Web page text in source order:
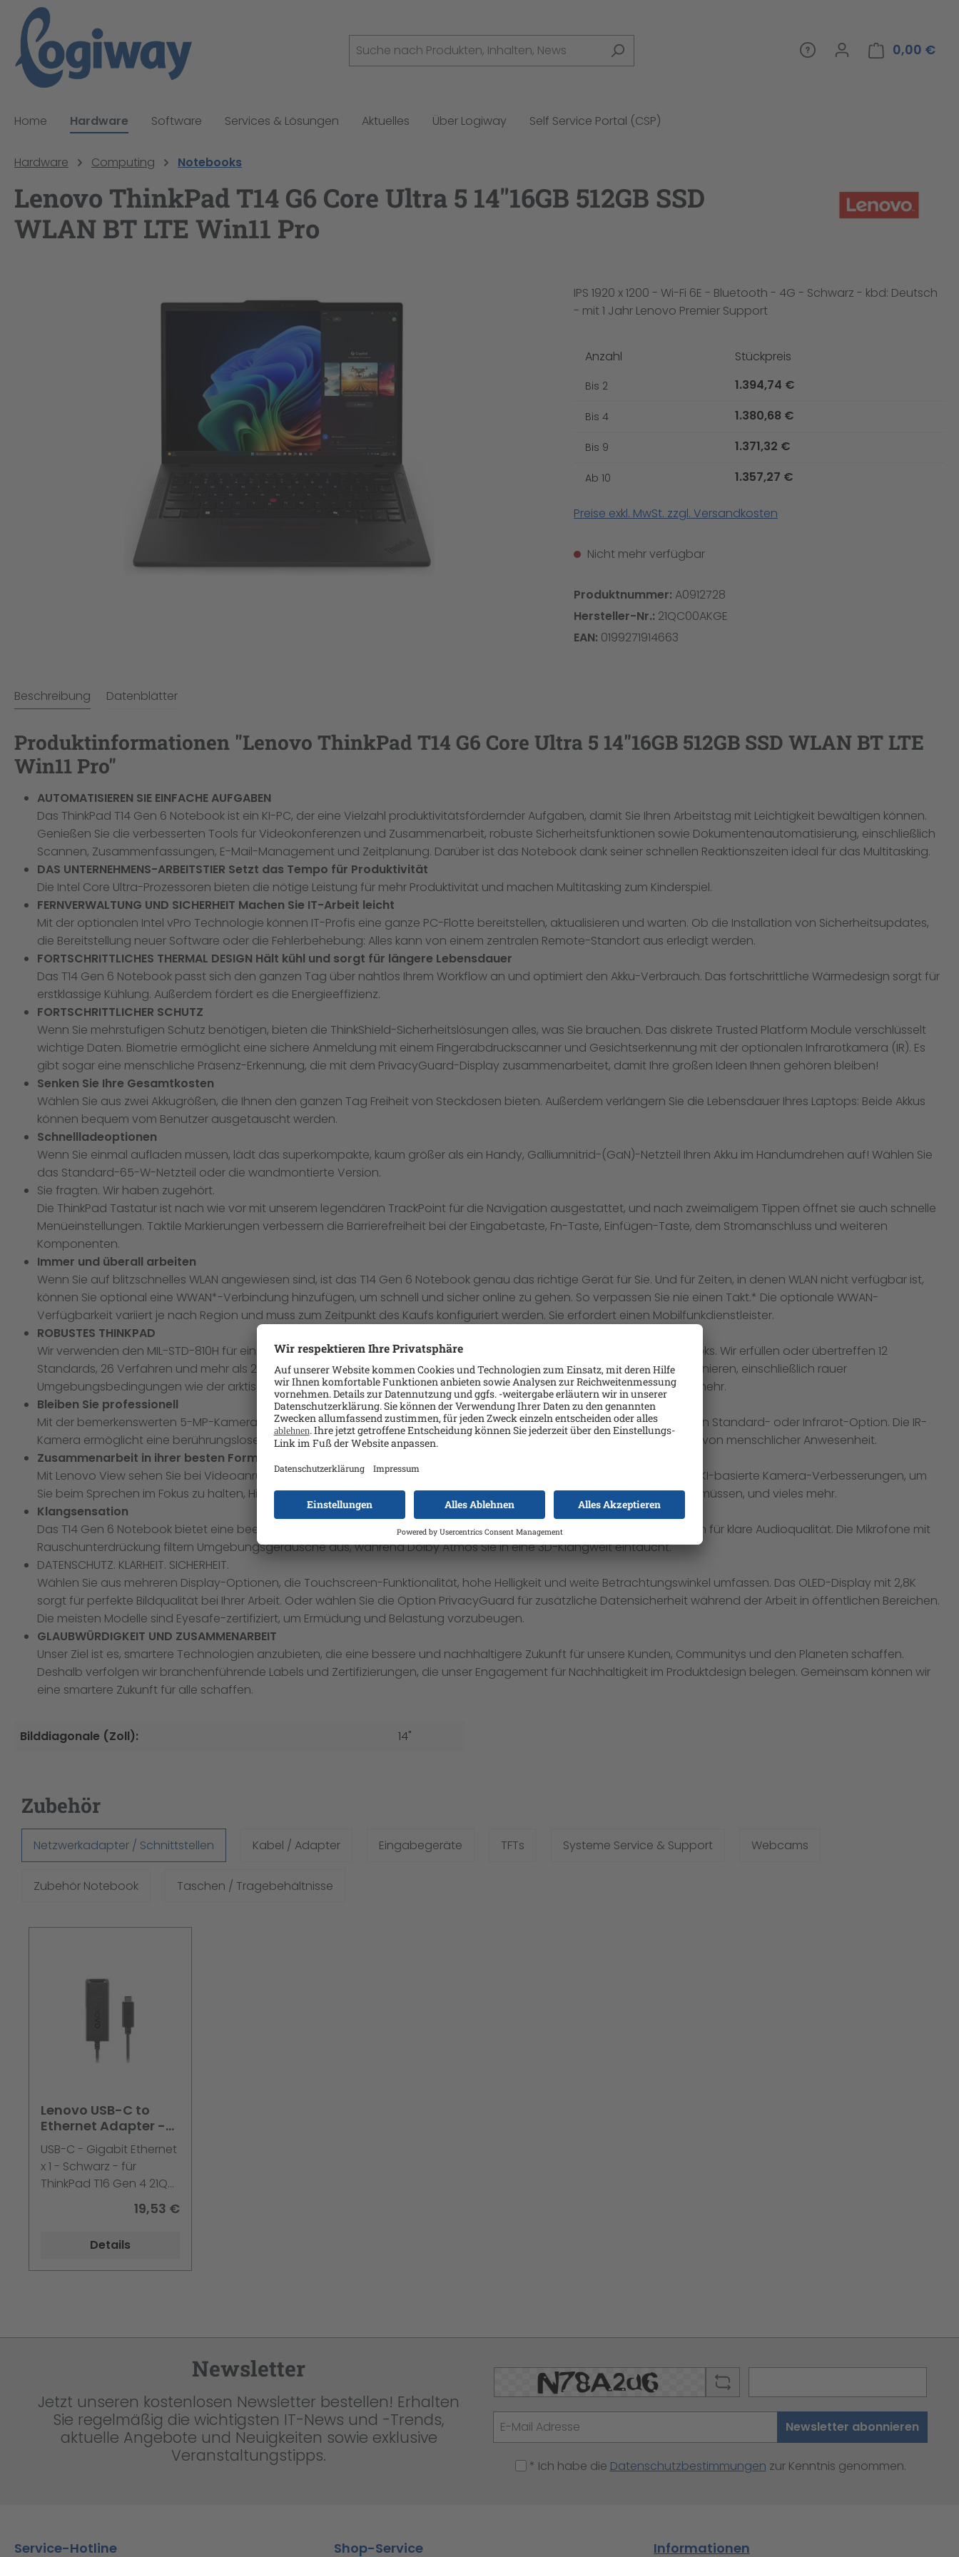
0,00 €
Home Hardware Software Services & Lösungen Aktuelles Über Logiway Self Service Portal (CSP)
Hardware Computing Notebooks
Lenovo ThinkPad T14 G6 Core Ultra 5 14"16GB 512GB SSD
WLAN BT LTE Win11 Pro
IPS 1920 x 1200 - Wi-Fi 6E - Bluetooth - 4G - Schwarz - kbd: Deutsch
- mit 1 Jahr Lenovo Premier Support
Anzahl Stückpreis
Bis 2 1.394,74 €
Bis 4 1.380,68 €
Bis 9 1.371,32 €
Ab 10 1.357,27 €
Preise exkl. MwSt. zzgl. Versandkosten
Nicht mehr verfügbar
Produktnummer: A0912728
Hersteller-Nr.: 21QC00AKGE
EAN: 0199271914663
Beschreibung Datenblätter
Produktinformationen "Lenovo ThinkPad T14 G6 Core Ultra 5 14"16GB 512GB SSD WLAN BT LTE
Win11 Pro"
AUTOMATISIEREN SIE EINFACHE AUFGABEN
Das ThinkPad T14 Gen 6 Notebook ist ein KI-PC, der eine Vielzahl produktivitätsfördernder Aufgaben, damit Sie Ihren Arbeitstag mit Leichtigkeit bewältigen können.
Genießen Sie die verbesserten Tools für Videokonferenzen und Zusammenarbeit, robuste Sicherheitsfunktionen sowie Dokumentenautomatisierung, einschließlich
Scannen, Zusammenfassungen, E-Mail-Management und Zeitplanung. Darüber ist das Notebook dank seiner schnellen Reaktionszeiten ideal für das Multitasking.
DAS UNTERNEHMENS-ARBEITSTIER Setzt das Tempo für Produktivität
Die Intel Core Ultra-Prozessoren bieten die nötige Leistung für mehr Produktivität und machen Multitasking zum Kinderspiel.
FERNVERWALTUNG UND SICHERHEIT Machen Sie IT-Arbeit leicht
Mit der optionalen Intel vPro Technologie können IT-Profis eine ganze PC-Flotte bereitstellen, aktualisieren und warten. Ob die Installation von Sicherheitsupdates,
die Bereitstellung neuer Software oder die Fehlerbehebung: Alles kann von einem zentralen Remote-Standort aus erledigt werden.
FORTSCHRITTLICHES THERMAL DESIGN Hält kühl und sorgt für längere Lebensdauer
Das T14 Gen 6 Notebook passt sich den ganzen Tag über nahtlos Ihrem Workflow an und optimiert den Akku-Verbrauch. Das fortschrittliche Wärmedesign sorgt für
erstklassige Kühlung. Außerdem fördert es die Energieeffizienz.
FORTSCHRITTLICHER SCHUTZ
Wenn Sie mehrstufigen Schutz benötigen, bieten die ThinkShield-Sicherheitslösungen alles, was Sie brauchen. Das diskrete Trusted Platform Module verschlüsselt
wichtige Daten. Biometrie ermöglicht eine sichere Anmeldung mit einem Fingerabdruckscanner und Gesichtserkennung mit der optionalen Infrarotkamera (IR). Es
gibt sogar eine menschliche Präsenz-Erkennung, die mit dem PrivacyGuard-Display zusammenarbeitet, damit Ihre großen Ideen Ihnen gehören bleiben!
Senken Sie Ihre Gesamtkosten
Wählen Sie aus zwei Akkugrößen, die Ihnen den ganzen Tag Freiheit von Steckdosen bieten. Außerdem verlängern Sie die Lebensdauer Ihres Laptops: Beide Akkus
können bequem vom Benutzer ausgetauscht werden.
Schnellladeoptionen
Wenn Sie einmal aufladen müssen, lädt das superkompakte, kaum größer als ein Handy, Galliumnitrid-(GaN)-Netzteil Ihren Akku im Handumdrehen auf! Wählen Sie
das Standard-65-W-Netzteil oder die wandmontierte Version.
Sie fragten. Wir haben zugehört.
Die ThinkPad Tastatur ist nach wie vor mit unserem legendären TrackPoint für die Navigation ausgestattet, und nach zweimaligem Tippen öffnet sie auch schnelle
Menüeinstellungen. Taktile Markierungen verbessern die Barrierefreiheit bei der Eingabetaste, Fn-Taste, Einfügen-Taste, dem Stromanschluss und weiteren
Komponenten.
Immer und überall arbeiten
Wenn Sie auf blitzschnelles WLAN angewiesen sind, ist das T14 Gen 6 Notebook genau das richtige Gerät für Sie. Und für Zeiten, in denen WLAN nicht verfügbar ist,
können Sie optional eine WWAN*-Verbindung hinzufügen, um schnell und sicher online zu gehen. So verpassen Sie nie einen Takt.* Die optionale WWAN-
Verfügbarkeit variiert je nach Region und muss zum Zeitpunkt des Kaufs konfiguriert werden. Sie erfordert einen Mobilfunkdienstleister.
ROBUSTES THINKPAD
Wir verwenden den MIL-STD-810H für ein ausgewogenes Maß an Zuverlässigkeit und Langlebigkeit bei ThinkPad-Notebooks. Wir erfüllen oder übertreffen 12
Standards, 26 Verfahren und mehr als 200 Qualitätsprüfungen, damit diese Geräte unter extremen Bedingungen funktionieren, einschließlich rauer
Umgebungsbedingungen wie der arktischen Wildnis, Wüstenstaubstürme, extreme Temperaturen, Druck, Vibration und mehr.
Bleiben Sie professionell
Mit der bemerkenswerten 5-MP-Kamera machen Sie in jedem Meeting auf sich aufmerksam: Sie haben die Wahl zwischen Standard- oder Infrarot-Option. Die IR-
Kamera ermöglicht eine berührungslose Anmeldung mit Gesichtserkennung und weiteren Funktionen wie der Erkennung von menschlicher Anwesenheit.
Zusammenarbeit in ihrer besten Form
Mit Lenovo View sehen Sie bei Videoanrufen optimal aus und klingen hervorragend. Diese vorinstallierte Software bietet KI-basierte Kamera-Verbesserungen, um
Sie beim Sprechen im Fokus zu halten, Hintergründe zu verwischen, ein Avatar für den Fall einzustellen, wenn Sie kurz wegmüssen, und vieles mehr.
Klangsensation
Das T14 Gen 6 Notebook bietet eine beeindruckende Audioqualität. Die Dolby Voice-Technologie sorgt bei Videoanrufen für klare Audioqualität. Die Mikrofone mit
Rauschunterdrückung filtern Umgebungsgeräusche aus, während Dolby Atmos Sie in eine 3D-Klangwelt eintaucht.
DATENSCHUTZ. KLARHEIT. SICHERHEIT.
Wählen Sie aus mehreren Display-Optionen, die Touchscreen-Funktionalität, hohe Helligkeit und weite Betrachtungswinkel umfassen. Das OLED-Display mit 2,8K
sorgt für perfekte Bildqualität bei Ihrer Arbeit. Oder wählen Sie die Option PrivacyGuard für zusätzliche Datensicherheit während der Arbeit in öffentlichen Bereichen.
Die meisten Modelle sind Eyesafe-zertifiziert, um Ermüdung und Belastung vorzubeugen.
GLAUBWÜRDIGKEIT UND ZUSAMMENARBEIT
Unser Ziel ist es, smartere Technologien anzubieten, die eine bessere und nachhaltigere Zukunft für unsere Kunden, Communitys und den Planeten schaffen.
Deshalb verfolgen wir branchenführende Labels und Zertifizierungen, die unser Engagement für Nachhaltigkeit im Produktdesign belegen. Gemeinsam können wir
eine smartere Zukunft für alle schaffen.
Bilddiagonale (Zoll): 14"
Zubehör
Netzwerkadapter / Schnittstellen Kabel / Adapter Eingabegeräte TFTs Systeme Service & Support Webcams
Zubehör Notebook
Taschen / Tragebehältnisse
Lenovo USB-C to
Ethernet Adapter -
Netzwerkadapter
USB-C - Gigabit Ethernet
x 1 - Schwarz - für
ThinkPad T16 Gen 4 21QN;
ThinkSmart Hub 11H119,53 €
Details
Newsletter
Jetzt unseren kostenlosen Newsletter bestellen! Erhalten
Sie regelmäßig die wichtigsten IT-News und -Trends,
aktuelle Angebote und Neuigkeiten sowie exklusive
Veranstaltungstipps.
Newsletter abonnieren
* Ich habe die Datenschutzbestimmungen zur Kenntnis genommen.
Service-Hotline Shop-Service Informationen